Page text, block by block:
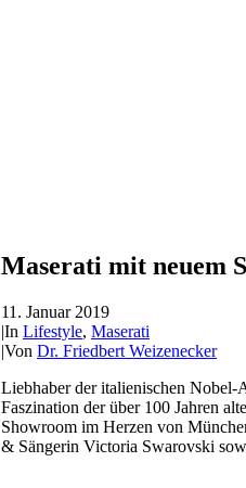
Maserati mit neuem
11. Januar 2019
|In Lifestyle, Maserati
|Von Dr. Friedbert Weizenecker
Liebhaber der italienischen Nobel-
Faszination der über 100 Jahren
Showroom im Herzen von
& Sängerin Victoria Swarovski